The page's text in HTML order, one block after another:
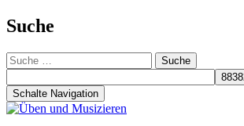
Suche
Suche
nach:
Schalte Navigation